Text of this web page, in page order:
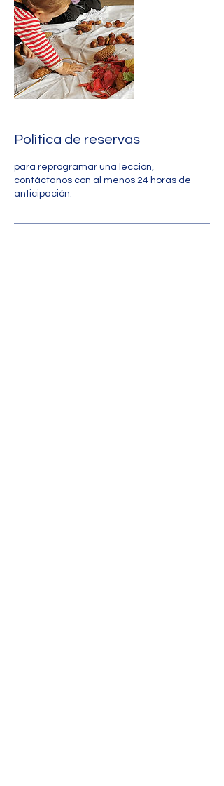
Política de reservas
para reprogramar una lección,
contáctanos con al menos 24 horas de
anticipación.